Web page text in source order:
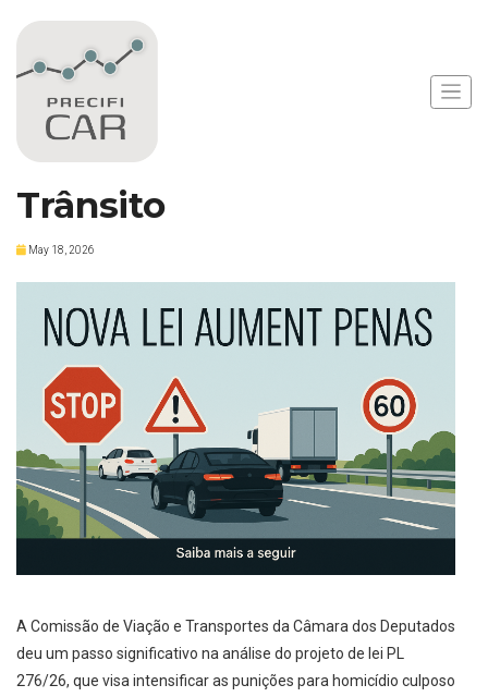
Nova Lei Aumenta
Penas por Acidentes de
Trânsito
May 18, 2026
A Comissão de Viação e Transportes da Câmara dos Deputados
deu um passo significativo na análise do projeto de lei PL
276/26, que visa intensificar as punições para homicídio culposo